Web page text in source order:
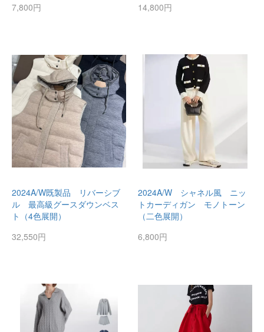
7,800円
14,800円
2024A/W既製品 リバーシブ
ル 最高級グースダウンベス
ト（4色展開）
32,550円
2024A/W シャネル風 ニッ
トカーディガン モノトーン
（二色展開）
6,800円